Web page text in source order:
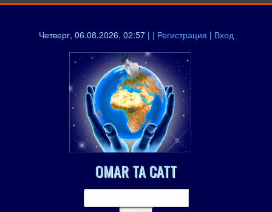
Четверг, 06.08.2026, 02:57 | | Регистрация | Вход
OMAR TA CATT